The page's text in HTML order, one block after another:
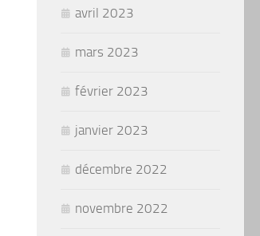
avril 2023
mars 2023
février 2023
janvier 2023
décembre 2022
novembre 2022